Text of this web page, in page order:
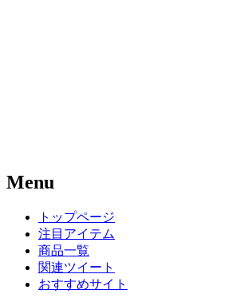
Menu
トップページ
注目アイテム
商品一覧
関連ツイート
おすすめサイト